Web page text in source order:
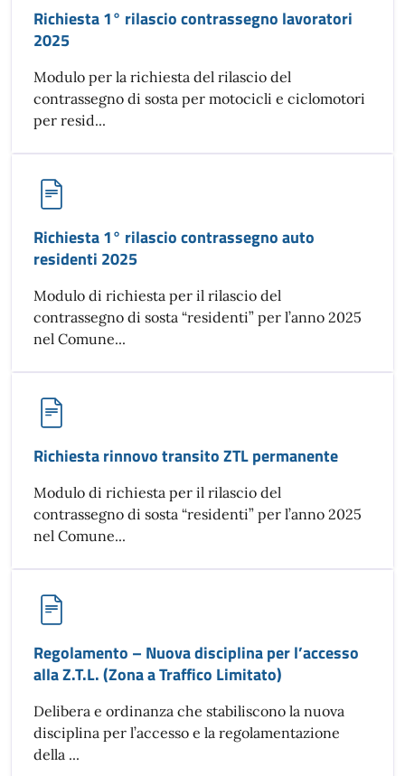
Richiesta 1° rilascio contrassegno lavoratori
2025
Modulo per la richiesta del rilascio del
contrassegno di sosta per motocicli e ciclomotori
per resid...
Richiesta 1° rilascio contrassegno auto
residenti 2025
Modulo di richiesta per il rilascio del
contrassegno di sosta “residenti” per l’anno 2025
nel Comune...
Richiesta rinnovo transito ZTL permanente
Modulo di richiesta per il rilascio del
contrassegno di sosta “residenti” per l’anno 2025
nel Comune...
Regolamento – Nuova disciplina per l’accesso
alla Z.T.L. (Zona a Traffico Limitato)
Delibera e ordinanza che stabiliscono la nuova
disciplina per l’accesso e la regolamentazione
della ...